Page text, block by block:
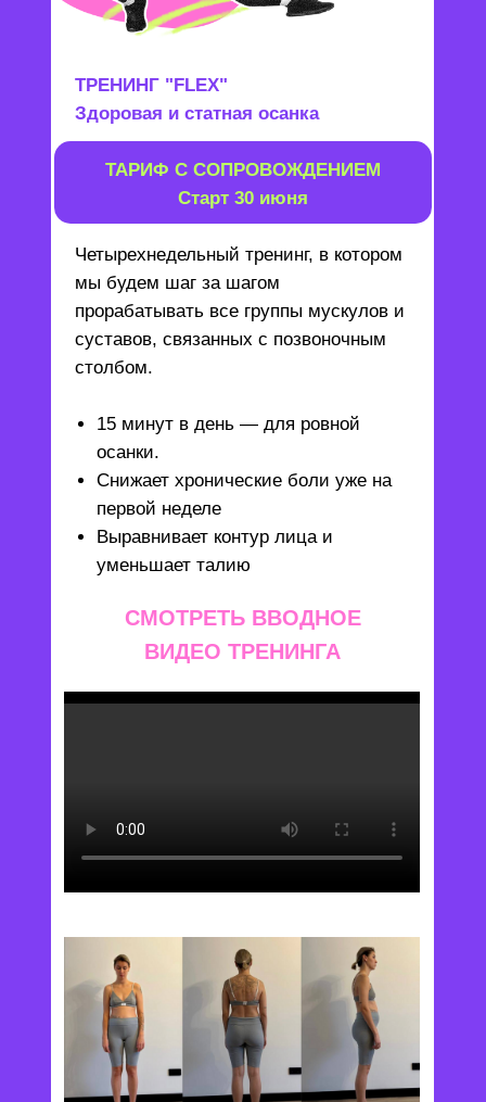
ТРЕНИНГ "FLEX"
Здоровая и статная осанка
ТАРИФ С СОПРОВОЖДЕНИЕМ
Старт 30 июня
Четырехнедельный тренинг, в котором
мы будем шаг за шагом
прорабатывать все группы мускулов и
суставов, связанных с позвоночным
столбом.
15 минут в день — для ровной
осанки.
Снижает хронические боли уже на
первой неделе
Выравнивает контур лица и
уменьшает талию
СМОТРЕТЬ ВВОДНОЕ
ВИДЕО ТРЕНИНГА